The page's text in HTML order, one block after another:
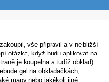
vše připravil a v nejbližší
otázka, když budu aplikovat na
je koupelna a tudíž obklad)
gel na obkladačkách,
mapy nebo jakékoli jiné
+ PŘIDAT DO KOŠÍKU